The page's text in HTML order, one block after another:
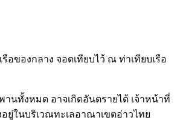
ของกลาง จอดเทียบไว้ ณ ท่าเทียบเรือ
นทั้งหมด อาจเกิดอันตรายได้ เจ้าหน้าที่
ยู่ในบริเวณทะเลอาณาเขตอ่าวไทย